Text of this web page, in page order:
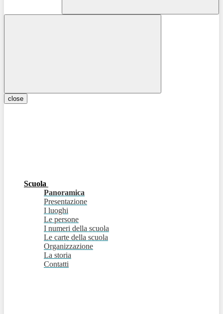
close
Scuola
Panoramica
Presentazione
I luoghi
Le persone
I numeri della scuola
Le carte della scuola
Organizzazione
La storia
Contatti